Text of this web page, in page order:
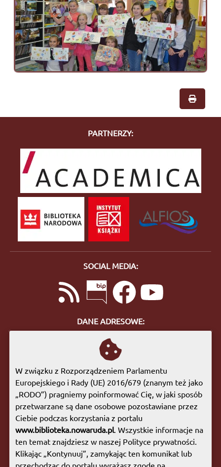
PARTNERZY:
SOCIAL MEDIA:
DANE ADRESOWE:
ul. Bohaterów Getta 10
57-400 Nowa Ruda
tel. 74 872 46 96
biuro@biblioteka.nowaruda.pl
GODZINY OTWARCIA:
Poniedziałek:
09:00 - 17:00
Wtorek:
09:00 - 17:00
Środa:
09:00 - 17:00
Czwartek:
08:00 - 15:30
Piątek:
09:00 - 17:00
W związku z Rozporządzeniem Parlamentu
Europejskiego i Rady (UE) 2016/679 (znanym też jako
„RODO”) pragniemy poinformować Cię, w jaki sposób
przetwarzane są dane osobowe pozostawiane przez
Ciebie podczas korzystania z portalu
www.biblioteka.nowaruda.pl. Wszystkie informacje na
ten temat znajdziesz w naszej Polityce prywatności.
Klikając „Kontynuuj”, zamykając ten komunikat lub
przechodząc do portalu wyrażasz zgodę na